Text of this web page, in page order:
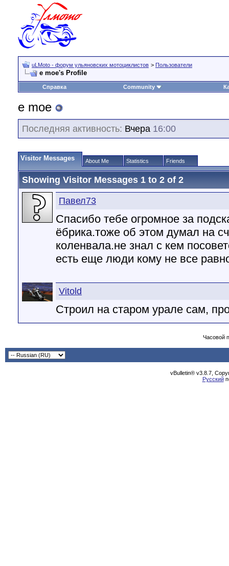
uLMoto - форум ульяновских мотоциклистов > Пользователи
e moe's Profile
Справка Community
e moe
Последняя активность: Вчера 16:00
Visitor Messages About Me Statistics Friends
Showing Visitor Messages 1 to 2 of 2
Павел73
Спасибо тебе огромное за
ёбрика.тоже об этом думал на
коленвала.не знал с кем
есть еще люди кому не все
Vitold
Строил на старом урале сам,
Часовой
vBulletin® v3.8.7,
Русский